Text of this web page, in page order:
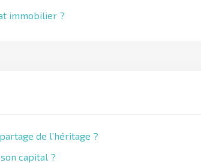
immobilier ?
de l’héritage ?
capital ?